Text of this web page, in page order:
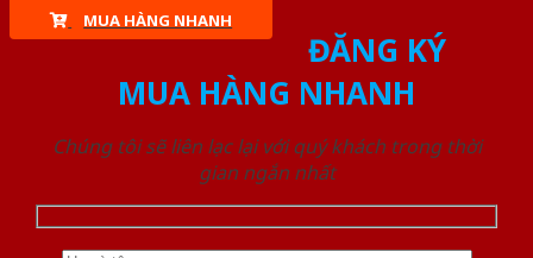
MUA HÀNG NHANH
ĐĂNG KÝ
MUA HÀNG NHANH
Chúng tôi sẽ liên lạc lại với quý khách trong thời
gian ngắn nhất